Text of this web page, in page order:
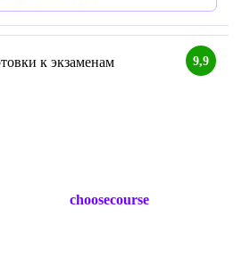
9,9
к экзаменам
choosecourse